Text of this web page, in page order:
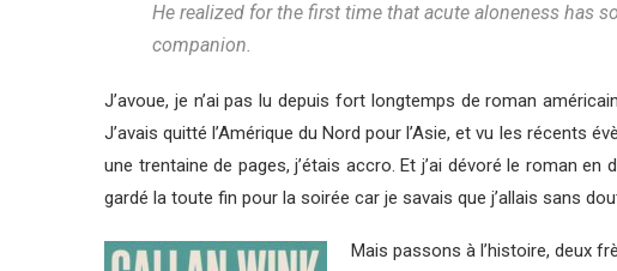
He realized for the first time that acute aloneness has
companion.
J’avoue, je n’ai pas lu depuis fort longtemps de roman
J’avais quitté l’Amérique du Nord pour l’Asie, et vu les récents
une trentaine de pages, j’étais accro. Et j’ai dévoré le roman en
gardé la toute fin pour la soirée car je savais que j’allais sans
Mais passons à l’histoire, deux